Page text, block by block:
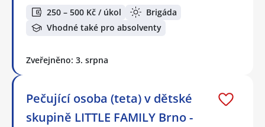
250 – 500 Kč / úkol
Brigáda
Vhodné také pro absolventy
Zveřejněno: 3. srpna
Pečující osoba (teta) v dětské
skupině LITTLE FAMILY Brno -